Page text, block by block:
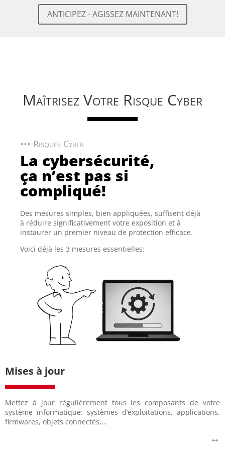
ANTICIPEZ - AGISSEZ MAINTENANT!
Maîtrisez Votre Risque Cyber
••• Risques Cyber
La cybersécurité,
ça n’est pas si
compliqué!
Des mesures simples, bien appliquées, suffisent déjà
à réduire significativement votre exposition et à
instaurer un premier niveau de protection efficace.
Voici déjà les 3 mesures essentielles:
Mises à jour
Mettez à jour régulièrement tous les composants de votre
système informatique: systèmes d’exploitations, applications,
firmwares, objets connectés,…
↔
Comment faire?
• Etablissez la liste de vos systèmes avec leur numéro de version
• Activez les mises à jour automatiques
• Priorisez ce qui est exposé
les mises à jour
Le secret de la réussite: Discipline et régularité
Téléchargez notre fiche-conseil